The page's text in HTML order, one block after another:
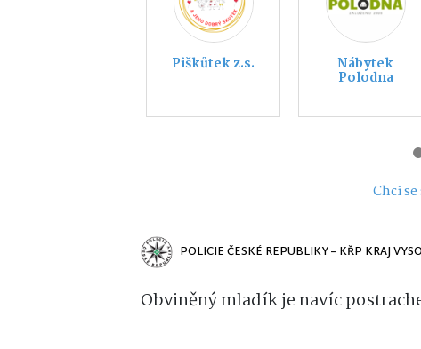
STIHL Václav KIA Třebíč
Chci
POLICIE ČESKÉ REPUBLIKY – KŘP KRAJ
Obviněný mladík je navíc